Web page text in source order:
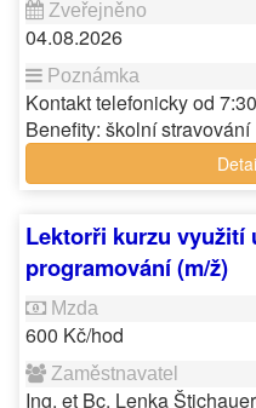
04.08.2026
Kontakt telefonicky od
Benefity: školní stravování
Lektorři kurzu využití
programování (m/ž)
600 Kč/hod
Ing. et Bc. Lenka